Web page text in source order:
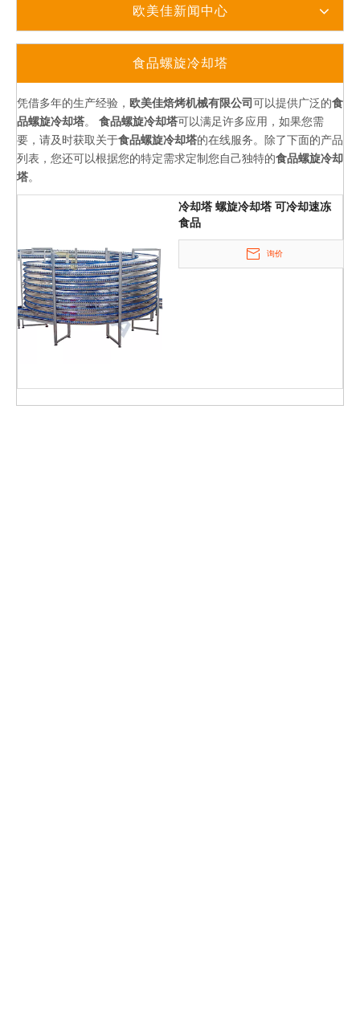
房5000平方米，主要用于研发中心、产品展示
和营销。中心和其他设施。我公司专注于烘焙
产线。如果您需要螺旋冷却塔、隧道式烤箱、
和面机、螺旋搅拌机等烘焙设备，请立即联系
我们。我们的专业团队很乐意回答您的问题。
欧美佳新闻中心
食品螺旋冷却塔
凭借多年的生产经验， 欧美佳焙烤机械有限公司 可以提供广泛的食
品螺旋冷却塔。 食品螺旋冷却塔可以满足许多应用，如果您需
要，请及时获取关于食品螺旋冷却塔的在线服务。除了下面的产品
列表，您还可以根据您的特定需求定制您自己独特的食品螺旋冷却
塔。
冷却塔 螺旋冷却塔 可冷却速冻
食品
询价